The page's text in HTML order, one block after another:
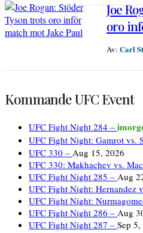
Joe
oro
Av: Carl
Kommande UFC Event
UFC Fight Night 284 –
UFC Fight Night: Gamrot vs.
UFC 330 – Aug 15, 2026
UFC 330: Makhachev vs.
UFC Fight Night 285 – Aug
UFC Fight Night: Hernandez
UFC Fight Night:
UFC Fight Night 286 – Aug
UFC Fight Night 287 – Sep